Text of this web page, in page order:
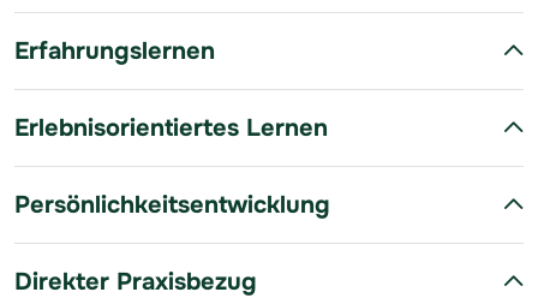
Erfahrungslernen
Erlebnisorientiertes Lernen
Persönlichkeitsentwicklung
Direkter Praxisbezug